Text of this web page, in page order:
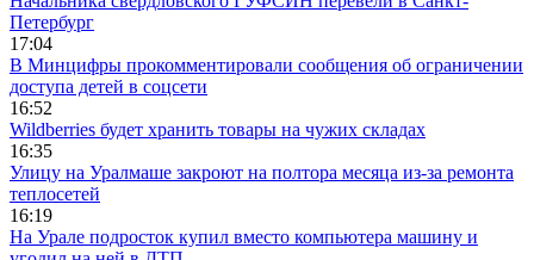
Петербург
17:04
В Минцифры прокомментировали сообщения об ограничении
доступа детей в соцсети
16:52
Wildberries будет хранить товары на чужих складах
16:35
Улицу на Уралмаше закроют на полтора месяца из-за ремонта
теплосетей
16:19
На Урале подросток купил вместо компьютера машину и